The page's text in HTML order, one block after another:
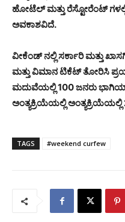
ಹೋಟೆಲ್ ಮತ್ತು ರೆಸ್ಟೋರೆಂಟ್
ಅವಕಾಶವಿದೆ.
ವೀಕೆಂಡ್ ನಲ್ಲಿ ಸರ್ಕಾರಿ ಮತ್ತು
ಮತ್ತು ವಿಮಾನ ಟಿಕೆಟ್ ತೋರಿಸಿ
ಮದುವೆಯಲ್ಲಿ 100 ಜನರು
ಅಂತ್ಯಕ್ರಿಯೆಯಲ್ಲಿ ಅಂತ್ಯಕ್ರಿಯೆಯಲ್ಲಿ
TAGS #weekend curfew